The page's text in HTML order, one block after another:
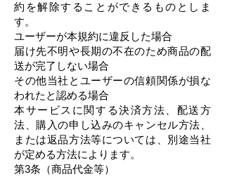
約を解除することができるものとしま
す。
ユーザーが本規約に違反した場合
届け先不明や長期の不在のため商品の配
送が完了しない場合
その他当社とユーザーの信頼関係が損な
われたと認める場合
本サービスに関する決済方法、配送方
法、購入の申し込みのキャンセル方法、
または返品方法等については、別途当社
が定める方法によります。
第3条（商品代金等）